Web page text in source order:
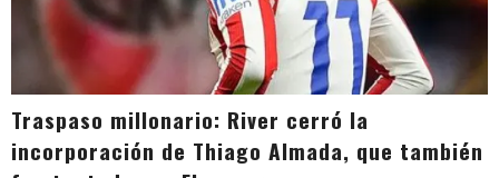
Traspaso millonario: River cerró la
incorporación de Thiago Almada, que también